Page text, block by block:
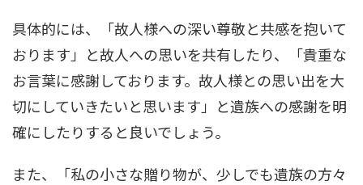
具体的には、「故人様への深い尊敬と共感を抱いて
おります」と故人への思いを共有したり、「貴重な
お言葉に感謝しております。故人様との思い出を大
切にしていきたいと思います」と遺族への感謝を明
確にしたりすると良いでしょう。
また、「私の小さな贈り物が、少しでも遺族の方々